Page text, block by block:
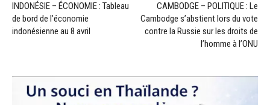
INDONÉSIE – ÉCONOMIE : Tableau
de bord de l’économie
indonésienne au 8 avril
CAMBODGE – POLITIQUE : Le
Cambodge s’abstient lors du vote
contre la Russie sur les droits de
l’homme à l’ONU